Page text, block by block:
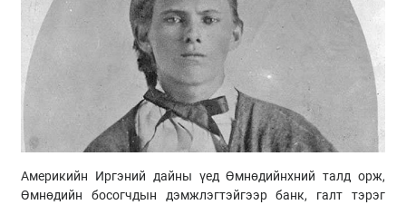
Америкийн Иргэний дайны үед Өмнөдийнхний талд орж,
Өмнөдийн босогчдын дэмжлэгтэйгээр банк, галт тэрэг